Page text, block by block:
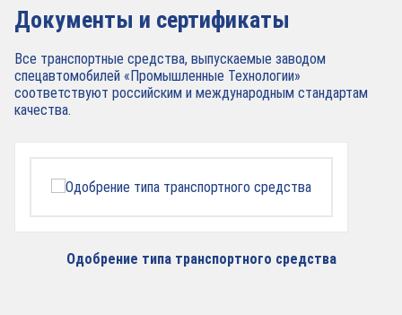
Документы и сертификаты
Все транспортные средства, выпускаемые заводом
спецавтомобилей «Промышленные Технологии»
соответствуют российским и международным стандартам
качества.
Одобрение типа транспортного средства